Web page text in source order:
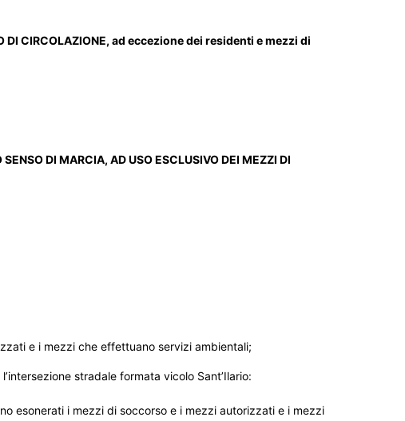
CIRCOLAZIONE, ad eccezione dei residenti e mezzi di
DI MARCIA, AD USO ESCLUSIVO DEI MEZZI DI
e i mezzi che effettuano servizi ambientali;
stradale formata vicolo Sant’Ilario:
esonerati i mezzi di soccorso e i mezzi autorizzati e i mezzi